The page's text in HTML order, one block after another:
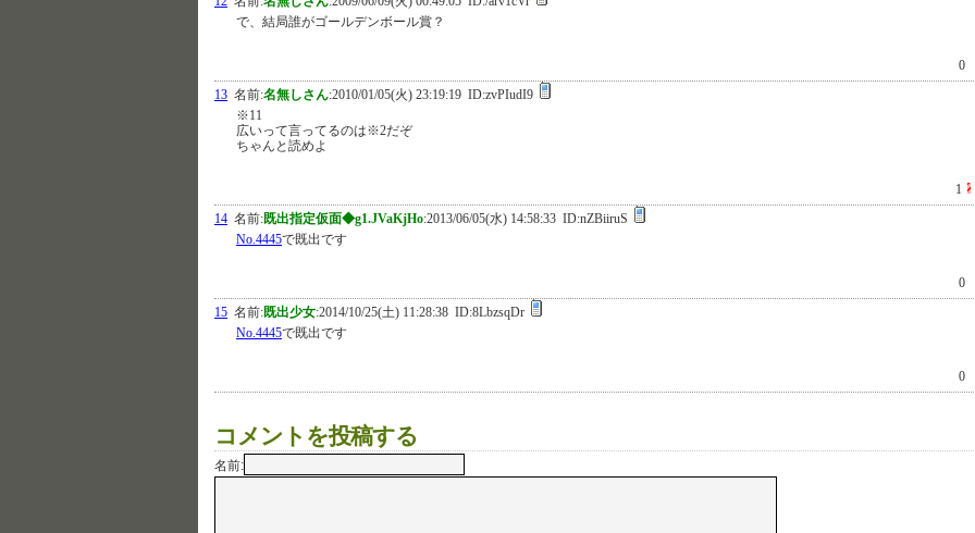
で、結局誰がゴールデンボール賞？
0
13 名前:名無しさん:2010/01/05(火) 23:19:19 ID:zvPIudI9
※11
広いって言ってるのは※2だぞ
ちゃんと読めよ
1
14 名前:既出指定仮面◆g1.JVaKjHo:2013/06/05(水) 14:58:33 ID:nZBiiruS
No.4445で既出です
0
15 名前:既出少女:2014/10/25(土) 11:28:38 ID:8LbzsqDr
No.4445で既出です
0
コメントを投稿する
名前: